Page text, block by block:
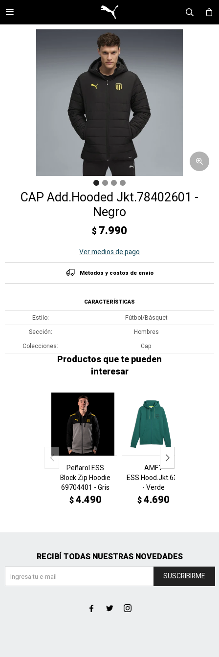

CAP Add.Hooded Jkt.78402601 -
Negro
$ 7.990
Ver medios de pago
Métodos y costos de envío
CARACTERÍSTICAS
Estilo
Fútbol/Básquet
Sección
Hombres
Colecciones
Cap
Productos que te pueden
interesar
Peñarol ESS
Block Zip Hoodie
69704401 - Gris
$4.490
AMF1
ESS.Hood.Jkt.63538904
- Verde
$4.690
RECIBÍ TODAS NUESTRAS NOVEDADES
SUSCRIBIRME
  